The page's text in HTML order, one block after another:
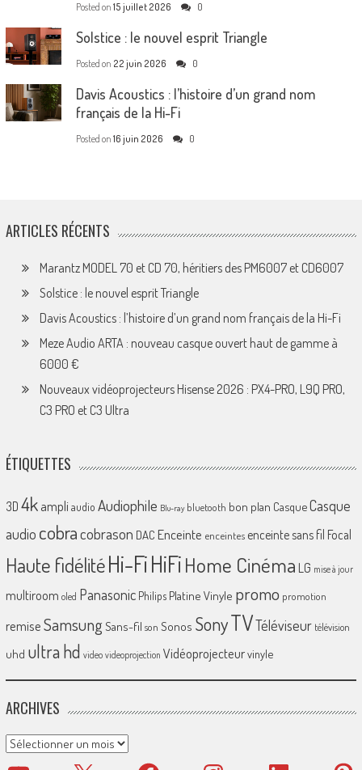
Posted on 15 juillet 2026 0
Solstice : le nouvel esprit Triangle
Posted on 22 juin 2026 0
Davis Acoustics : l’histoire d’un grand nom
français de la Hi-Fi
Posted on 16 juin 2026 0
ARTICLES RÉCENTS
Marantz MODEL 70 et CD 70, héritiers des PM6007 et CD6007
Solstice : le nouvel esprit Triangle
Davis Acoustics : l’histoire d’un grand nom français de la Hi-Fi
Meze Audio ARTA : nouveau casque ouvert haut de gamme à
6000 €
Nouveaux vidéoprojecteurs Hisense 2026 : PX4-PRO, L9Q PRO,
C3 PRO et C3 Ultra
ÉTIQUETTES
3D 4k ampliaudio Audiophile Blu-ray bluetooth bon plan CasqueCasque
audio cobracobrason DAC Enceinte enceintes enceinte sans fil Focal
Haute fidélitéHi-FiHiFiHome Cinéma LG mise à jour
multiroom oled Panasonic Philips Platine Vinyle promo promotion
remiseSamsungSans-fil son Sonos SonyTVTéléviseur télévision
uhd ultra hd video videoprojection Vidéoprojecteurvinyle
ARCHIVES
Archives